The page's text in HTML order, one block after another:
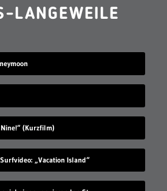
LANGEWEILE
(Kurzfilm)
„Vacation Island“